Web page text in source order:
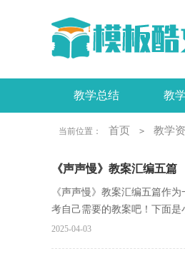
教学总结 教
工作报告 活
当前位置： 首页 > 教学
《声声慢》教案汇编五篇
《声声慢》教案汇编五篇作
考自己需要的教案吧！下面
2025-04-03